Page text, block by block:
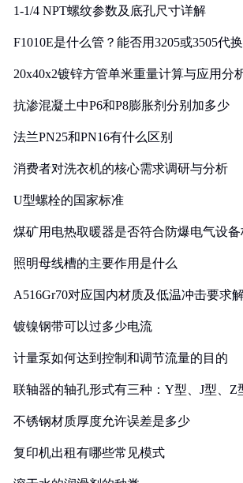
1-1/4 NPT螺纹参数及底孔尺寸详解
F1010E是什么管？能否用3205或3505代换
20x40x2镀锌方管单米重量计算与应用分
抗渗混凝土中P6和P8膨胀剂分别加多少
法兰PN25和PN16有什么区别
消费者对洗衣机的核心需求调研与分析
U型螺栓的国家标准
煤矿用电热取暖器是否符合防爆电气设
照明母线槽的主要作用是什么
A516Gr70对应国内材质及低温冲击要求
镀镍钢带可以过多少电流
计量泵如何达到控制和调节流量的目的
联轴器的轴孔形式有三种：Y型、J型、Z
不锈钢材质厚度允许误差是多少
复印机出租有哪些常见模式